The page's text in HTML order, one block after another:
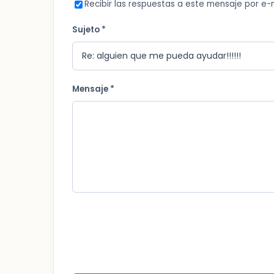
Recibir las respuestas a este mensaje por e-
Sujeto *
Mensaje *